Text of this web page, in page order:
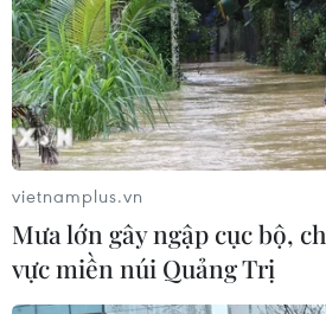
Trong 24 giờ qua, Việt Nam ghi
mới COVID-19, đồng thời có
công bố khỏi bệnh và 250 ca tử
vietnamplus.vn
Mưa lớn gây ngập cục bộ,
vực miền núi Quảng Trị